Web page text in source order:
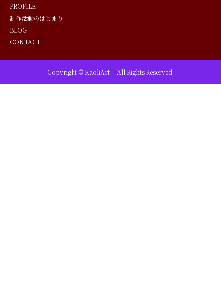
PROFILE
制作活動のはじまり
BLOG
CONTACT
Copyright © KaoliArt All Rights Reserved.